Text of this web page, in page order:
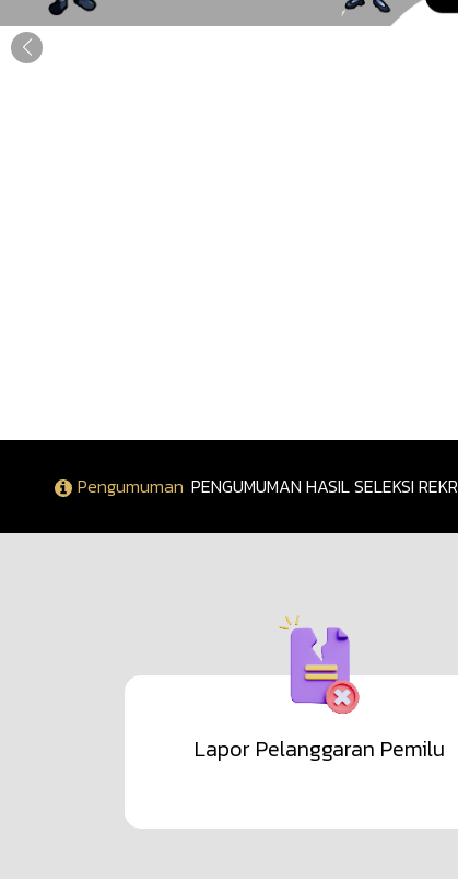
Pengumuman PENGUMUMAN HASIL SELEKSI
Lapor Pelanggaran Pemilu